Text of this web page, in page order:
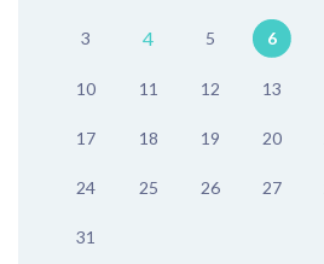
3 4 5 6
10 11 12 13
17 18 19 20
24 25 26 27
31